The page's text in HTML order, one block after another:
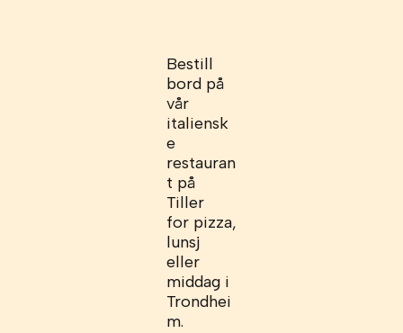
Bestill
bord på
vår
italiensk
e
restauran
t på
Tiller
for pizza,
lunsj
eller
middag i
Trondhei
m.